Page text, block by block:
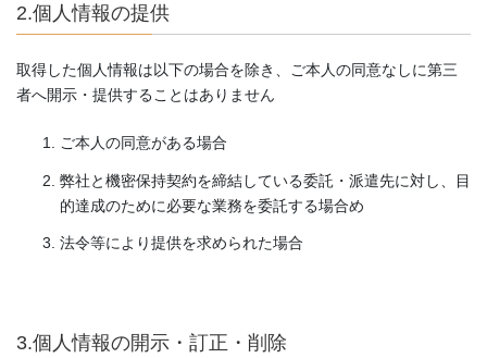
2.個人情報の提供
取得した個人情報は以下の場合を除き、ご本人の同意なしに第三
者へ開示・提供することはありません
ご本人の同意がある場合
弊社と機密保持契約を締結している委託・派遣先に対し、目
的達成のために必要な業務を委託する場合め
法令等により提供を求められた場合
3.個人情報の開示・訂正・削除